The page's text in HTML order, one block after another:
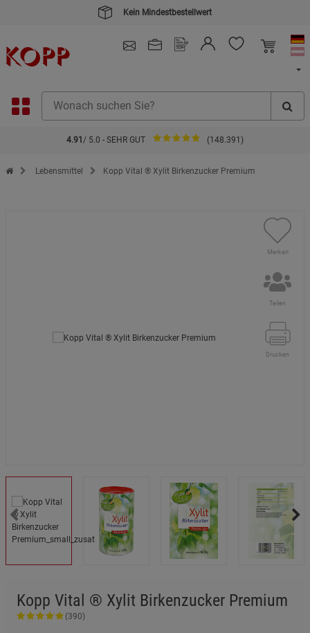
Kein Mindestbestellwert
4.91 / 5.0 - SEHR GUT (148.391)
Zur Startseite des Kopp Verlag Online-Shop
Lebensmittel Kopp Vital ® Xylit Birkenzucker Premium
Merken
Teilen
Drucken
Kopp Vital ® Xylit Birkenzucker Premium
(390)